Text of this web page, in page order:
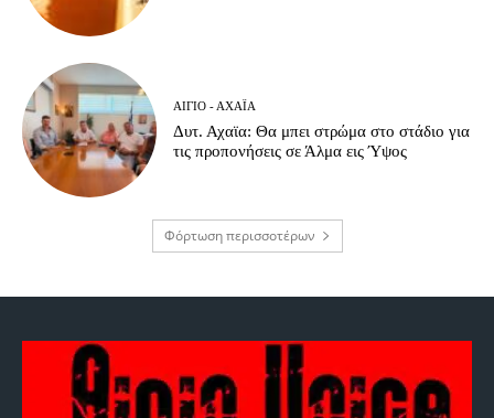
ΑΊΓΙΟ - ΑΧΑΪ́Α
Δυτ. Αχαϊα: Θα μπει στρώμα στο στάδιο για
τις προπονήσεις σε Άλμα εις Ύψος
Φόρτωση περισσοτέρων